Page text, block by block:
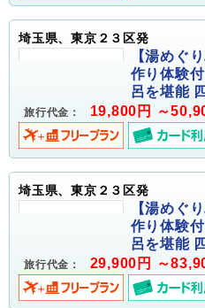
埼玉県、東京２３区発
【湯めぐ
作り体験
呂を堪能
旅行代金： 19,800円 ～
埼玉県、東京２３区発
【湯めぐ
作り体験
呂を堪能
旅行代金： 29,900円 ～